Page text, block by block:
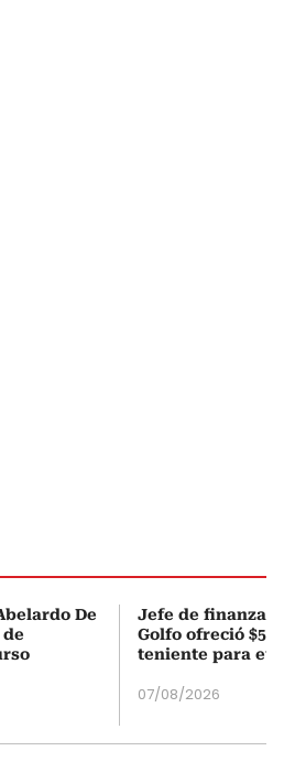
De
Jefe de finanzas
Golfo ofreció
teniente para
07/08/2026